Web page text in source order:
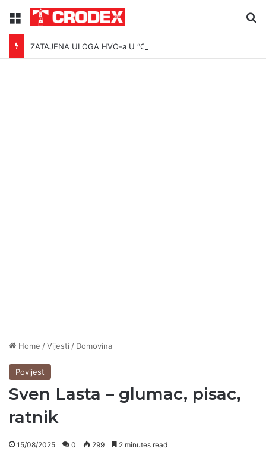
Menu
ZATAJENA ULOGA HVO-a U “OLUJI”
Home /Vijesti / Domovina
Povijest
Sven Lasta – glumac, pisac,
ratnik
15/08/2025 0 299 2 minutes read